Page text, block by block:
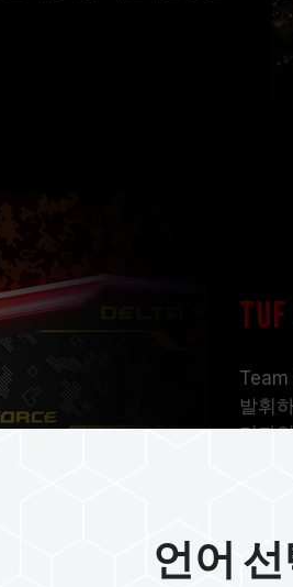
Team
발휘
디자
메모
언어 선